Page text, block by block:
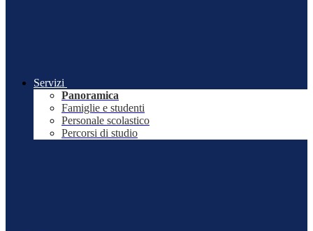
Servizi
Panoramica
Famiglie e studenti
Personale scolastico
Percorsi di studio